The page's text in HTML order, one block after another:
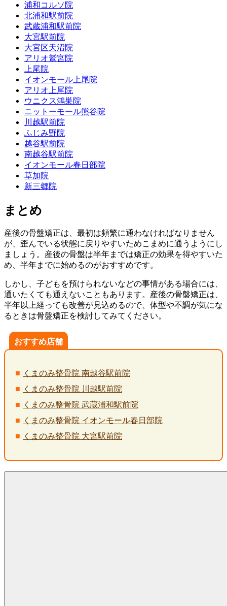
浦和コルソ院
北浦和駅前院
武蔵浦和駅前院
大宮駅前院
大宮区天沼院
アリオ鷲宮院
上尾院
イオンモール上尾院
アリオ上尾院
ウニクス鴻巣院
ニットーモール熊谷院
川越駅前院
ふじみ野院
越谷駅前院
南越谷駅前院
イオンモール春日部院
草加院
新三郷院
まとめ
産後の骨盤矯正は、最初は頻繁に通わなければなりません
が、歪んでいる状態に戻りやすいためこまめに通うようにし
ましょう。産後の骨盤は半年までは矯正の効果を得やすいた
め、半年までに始めるのがおすすめです。
しかし、子どもを預けられないなどの事情がある場合には、
通いたくても通えないこともあります。産後の骨盤矯正は、
半年以上経っても改善が見込めるので、体型や不調が気にな
るときは骨盤矯正を検討してみてください。
おすすめ店舗
くまのみ整骨院 南越谷駅前院
くまのみ整骨院 川越駅前院
くまのみ整骨院 武蔵浦和駅前院
くまのみ整骨院 イオンモール春日部院
くまのみ整骨院 大宮駅前院